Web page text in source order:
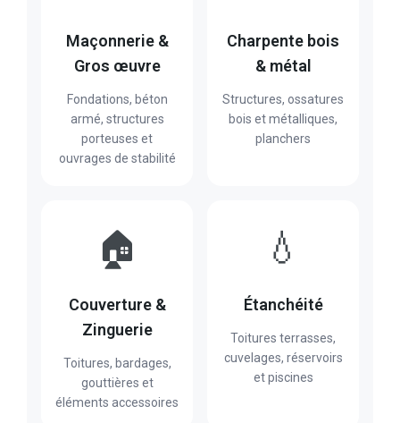
Maçonnerie &
Gros œuvre
Fondations, béton
armé, structures
porteuses et
ouvrages de stabilité
Charpente bois
& métal
Structures, ossatures
bois et métalliques,
planchers
🏠
Couverture &
Zinguerie
Toitures, bardages,
gouttières et
éléments accessoires
💧
Étanchéité
Toitures terrasses,
cuvelages, réservoirs
et piscines